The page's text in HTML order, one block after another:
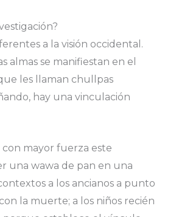
a la visión occidental.
almas se manifiestan en el
les llaman chullpas
hay una vinculación
con mayor fuerza este
una wawa de pan en una
a los ancianos a punto
la muerte; a los niños recién